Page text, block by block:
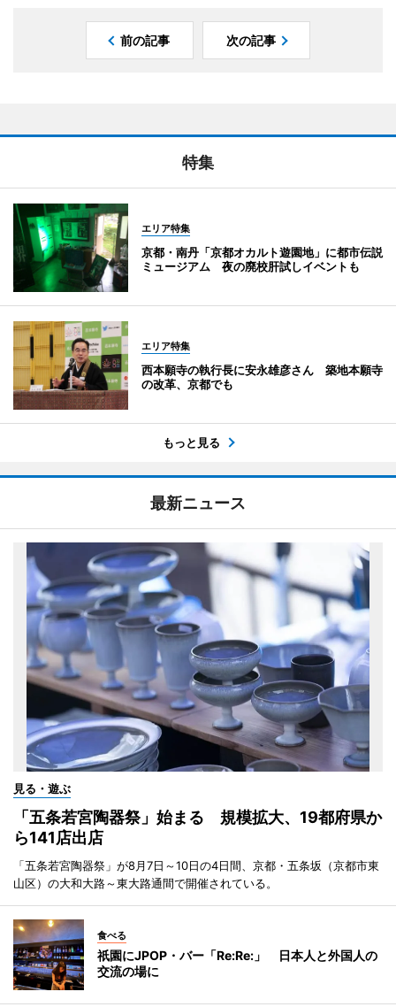
前の記事 次の記事
特集
エリア特集
京都・南丹「京都オカルト遊園地」に都市伝説
ミュージアム 夜の廃校肝試しイベントも
エリア特集
西本願寺の執行長に安永雄彦さん 築地本願寺
の改革、京都でも
もっと見る
最新ニュース
見る・遊ぶ
「五条若宮陶器祭」始まる 規模拡大、19都府県か
ら141店出店
「五条若宮陶器祭」が8月7日～10日の4日間、京都・五条坂（京都市東
山区）の大和大路～東大路通間で開催されている。
食べる
祇園にJPOP・バー「Re:Re:」 日本人と外国人の
交流の場に